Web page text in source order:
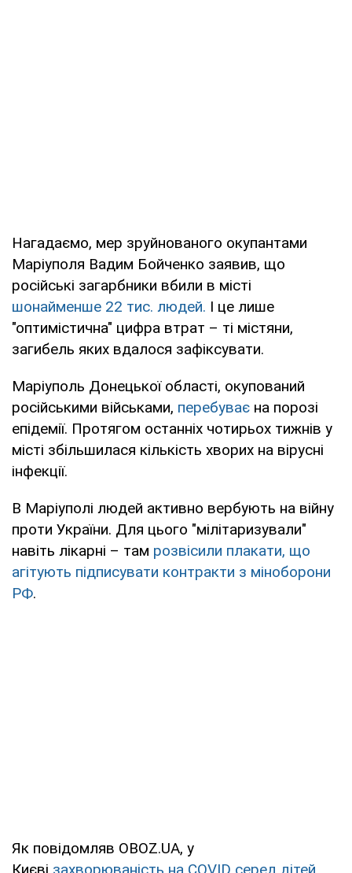
Нагадаємо, мер зруйнованого окупантами
Маріуполя Вадим Бойченко заявив, що
російські загарбники вбили в місті
шонайменше 22 тис. людей. І це лише
"оптимістична" цифра втрат – ті містяни,
загибель яких вдалося зафіксувати.
Маріуполь Донецької області, окупований
російськими військами, перебуває на порозі
епідемії. Протягом останніх чотирьох тижнів у
місті збільшилася кількість хворих на вірусні
інфекції.
В Маріуполі людей активно вербують на війну
проти України. Для цього "мілітаризували"
навіть лікарні – там розвісили плакати, що
агітують підписувати контракти з міноборони
РФ.
Як повідомляв OBOZ.UA, у
Києві захворюваність на COVID серед дітей